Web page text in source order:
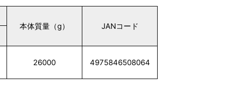
本体質量（g）
26000
JANコード
4975846508064